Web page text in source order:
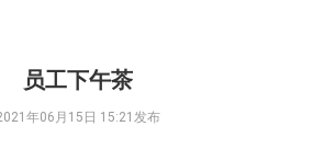
员工下午茶
年06月15日 15:21发布